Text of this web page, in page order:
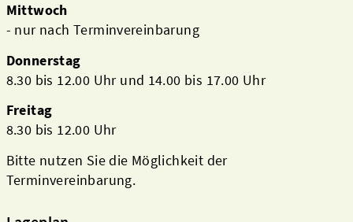
Mittwoch
- nur nach Terminvereinbarung
Donnerstag
8.30 bis 12.00 Uhr und 14.00 bis 17.00 Uhr
Freitag
8.30 bis 12.00 Uhr
Bitte nutzen Sie die Möglichkeit der
Terminvereinbarung.